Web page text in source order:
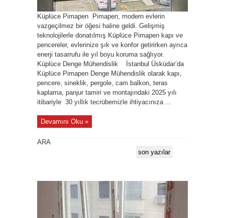
Küplüce Pimapen Pimapen, modern evlerin
vazgeçilmez bir öğesi haline geldi. Gelişmiş
teknolojilerle donatılmış Küplüce Pimapen kapı ve
pencereler, evlerinize şık ve konfor getirirken ayrıca
enerji tasarrufu ile yıl boyu koruma sağlıyor.
Küplüce Denge Mühendislik İstanbul Üsküdar’da
Küplüce Pimapen Denge Mühendislik olarak kapı,
pencere, sineklik, pergole, cam balkon, teras
kaplama, panjur tamiri ve montajındaki 2025 yılı
itibariyle 30 yıllık tecrübemizle ihtiyacınıza ...
Devamını Oku »
ARA
son yazılar